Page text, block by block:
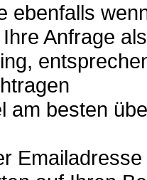
ebenfalls
Anfrage
am besten